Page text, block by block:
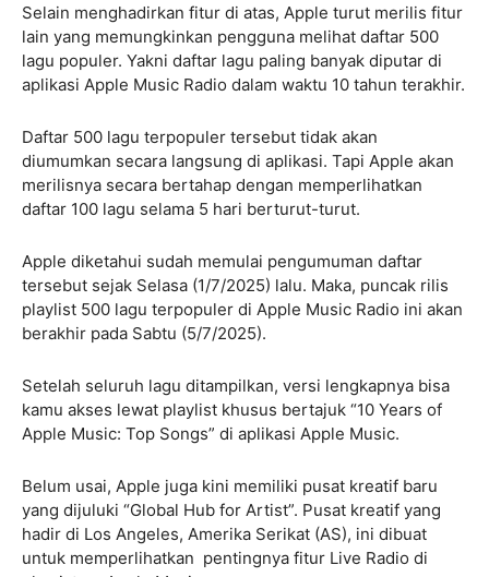
Selain menghadirkan fitur di atas, Apple turut merilis fitur
lain yang memungkinkan pengguna melihat daftar 500
lagu populer. Yakni daftar lagu paling banyak diputar di
aplikasi Apple Music Radio dalam waktu 10 tahun terakhir.
Daftar 500 lagu terpopuler tersebut tidak akan
diumumkan secara langsung di aplikasi. Tapi Apple akan
merilisnya secara bertahap dengan memperlihatkan
daftar 100 lagu selama 5 hari berturut-turut.
Apple diketahui sudah memulai pengumuman daftar
tersebut sejak Selasa (1/7/2025) lalu. Maka, puncak rilis
playlist 500 lagu terpopuler di Apple Music Radio ini akan
berakhir pada Sabtu (5/7/2025).
Setelah seluruh lagu ditampilkan, versi lengkapnya bisa
kamu akses lewat playlist khusus bertajuk “10 Years of
Apple Music: Top Songs” di aplikasi Apple Music.
Belum usai, Apple juga kini memiliki pusat kreatif baru
yang dijuluki “Global Hub for Artist”. Pusat kreatif yang
hadir di Los Angeles, Amerika Serikat (AS), ini dibuat
untuk memperlihatkan pentingnya fitur Live Radio di